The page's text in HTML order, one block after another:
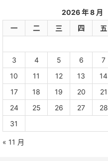
2026 年 8 月
一
二 三 四 五
3
4 5 6 7
10
11 12 13 14
17
18 19 20 21
24
25 26 27 28
31
« 11 月